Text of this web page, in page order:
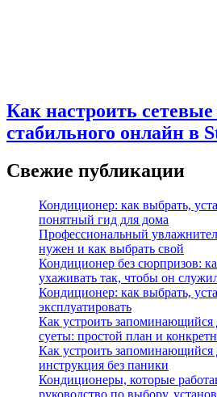
Как настроить
стабильного онлайн в
Свежие публикации
Кондиционер: как выбрать,
понятный гид для дома
Профессиональный
нужен и как выбрать свой
Кондиционер без сюрпризов:
ухаживать так, чтобы он
Кондиционер: как выбрать,
эксплуатировать
Как устроить запоминающийся
суеты: простой план и
Как устроить запоминающийся
инструкция без паники
Кондиционеры, которые
руководство по выбору,